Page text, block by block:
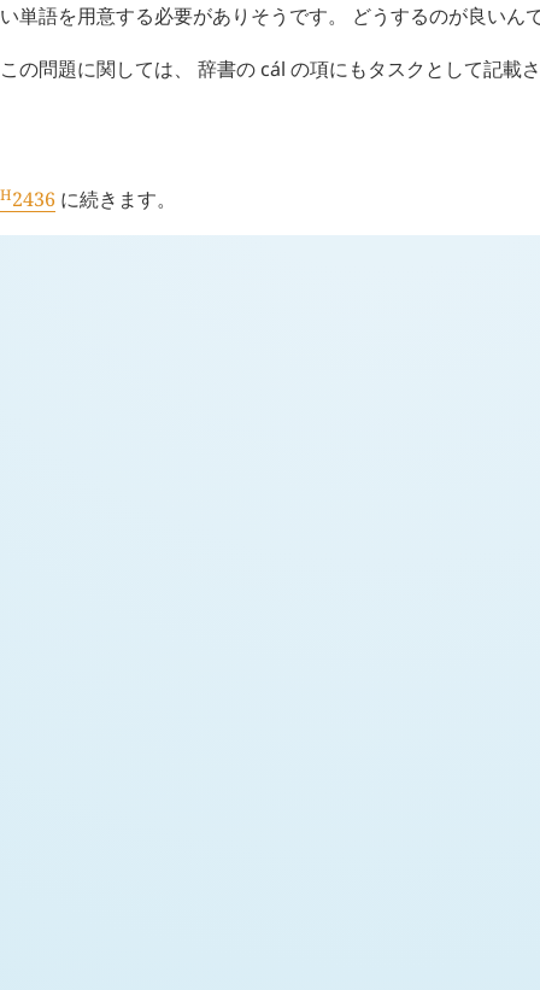
い単語を用意する必要がありそうです。 どうするのが良いん
この問題に関しては、 辞書の cál の項にもタスクとして記載
H2436 に続きます。